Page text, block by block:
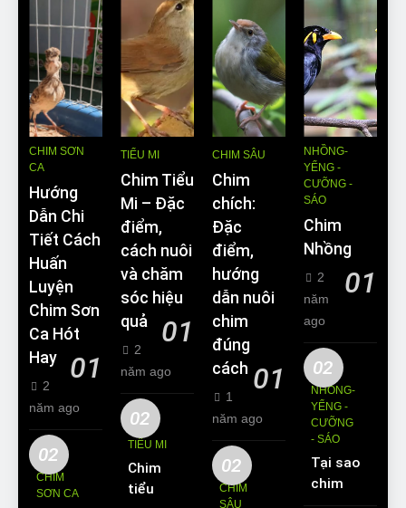
CHIM SƠN
CA
Hướng
Dẫn Chi
Tiết Cách
Huấn
Luyện
Chim Sơn
Ca Hót
Hay
01
2
năm ago
02
CHIM
SƠN CA
TIỂU MI
Chim Tiểu
Mi – Đặc
điểm,
cách nuôi
và chăm
sóc hiệu
quả
01
2
năm ago
02
TIỂU MI
Chim
tiểu mi
CHIM SÂU
Chim
chích:
Đặc
điểm,
hướng
dẫn nuôi
chim
đúng
cách 01
1
năm ago
02
CHIM
SÂU
NHỒNG-
YỂNG -
CƯỠNG -
SÁO
Chim
Nhồng
01
2
năm
ago
02
NHỒNG-
YỂNG -
CƯỠNG
- SÁO
Tại sao
chim
Sáo lại